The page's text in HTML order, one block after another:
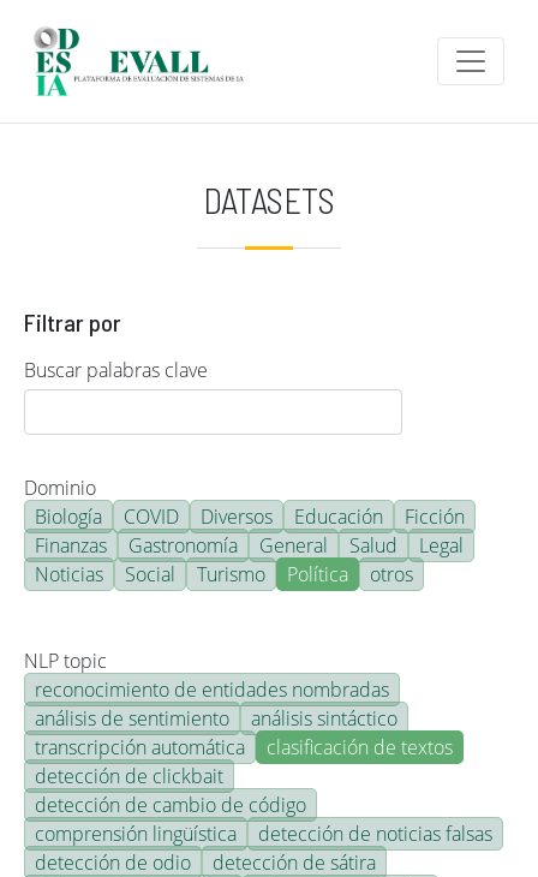
DATASETS
Filtrar por
Buscar palabras clave
Dominio
Biología
COVID Diversos Educación
Ficción
Finanzas
Gastronomía General Salud
Legal
Noticias
Social Turismo Política otros
NLP topic
reconocimiento de entidades nombradas
análisis de sentimiento
análisis sintáctico
transcripción automática
clasificación de textos
detección de clickbait
detección de cambio de código
comprensión lingüística
detección de noticias falsas
detección de odio
detección de sátira